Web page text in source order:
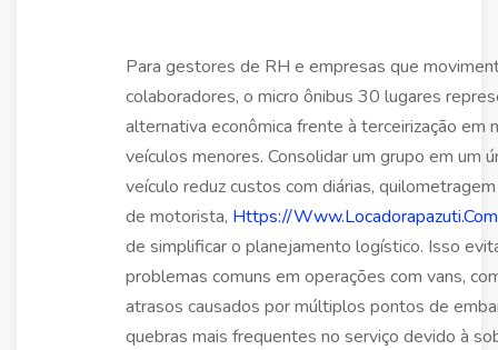
Para gestores de RH e empresas que
colaboradores, o micro ônibus 30 lugares
alternativa econômica frente à terceirização em
veículos menores. Consolidar um grupo em um
veículo reduz custos com diárias,
de motorista, Https://
de simplificar o planejamento logístico. Isso
problemas comuns em operações com vans,
atrasos causados por múltiplos pontos de
quebras mais frequentes no serviço devido à